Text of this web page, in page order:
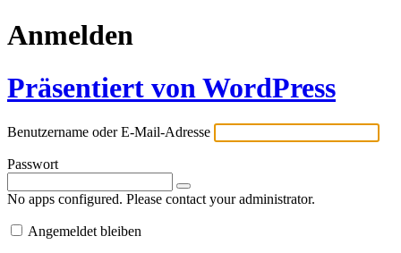
Anmelden
Präsentiert von WordPress
Benutzername oder E-Mail-Adresse
Passwort
No apps configured. Please contact your administrator.
Angemeldet bleiben